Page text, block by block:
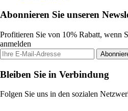
Abonnieren Sie unseren
Profitieren Sie von 10% Rabatt, wenn
anmelden
Bleiben Sie in Verbindung
Folgen Sie uns in den sozialen